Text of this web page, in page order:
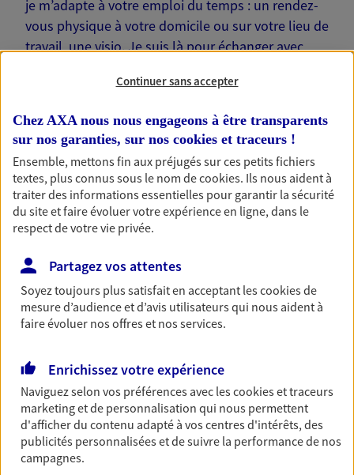
je m’adapte à votre emploi du temps : un rendez-
vous physique à votre domicile ou sur votre lieu de
travail, une visio. Je suis là pour échanger avec
Nos offres phares
Épargne
Réalisez vos projets grâce à votre épargne : achat
immobilier, études des enfants ou voyage autour
du monde… Épargnez à votre rythme et
simplement, selon votre profil.
Retraite
Préparez sereinement ce nouveau chapitre de
votre vie avec les conseils d'un expert. Découvrez
notre solution PER (Plan Epargne Retraite)
spécialement conçue pour la retraite.
Continuer sans accepter
Chez AXA nous nous engageons à être transparents
sur nos garanties, sur nos cookies et traceurs !
Ensemble, mettons fin aux préjugés sur ces petits fichiers
textes, plus connus sous le nom decookies. Ils nous aident à
traiter des informations essentielles pour garantir la sécurité
du site et faire évoluer votre expérience en ligne, dans le
respect de votre vie privée.
Partagez vos attentes
Soyez toujours plus satisfait en acceptant lescookiesde
mesure d’audience et d’avis utilisateurs qui nous aident à
faire évoluer nos offres et nos services.
Enrichissez votre expérience
Naviguez selon vos préférences avec lescookies et traceurs
marketing et de personnalisation qui nous permettent
d'afficher du contenu adapté à vos centres d'intérêts, des
publicités personnalisées et de suivre la performance de nos
campagnes.